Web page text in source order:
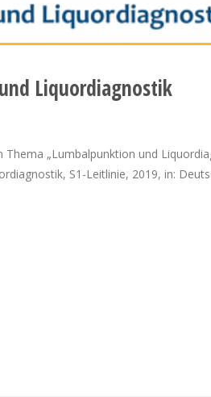
Liquordiagnostik
„Lumbalpunktion und
S1-Leitlinie, 2019, in: